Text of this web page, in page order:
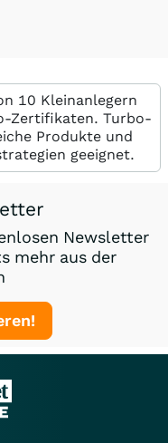
10 Kleinanlegern
Zertifikaten. Turbo-
Produkte und
geeignet.
Newsletter
mehr aus der